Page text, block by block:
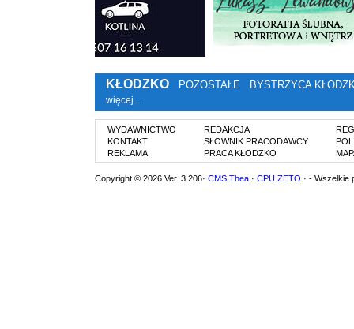
KŁODZKO POZOSTAŁE BYSTRZYCA
więcej…
WYDAWNICTWO
KONTAKT
REKLAMA
REDAKCJA
SŁOWNIK PRACODAWCY
PRACA KŁODZKO
Copyright © 2026 Ver. 3.206· CMS Thea · CPU ZETO · - Wszelkie